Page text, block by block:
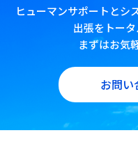
ヒューマンサポートとシ
出張をトータ
まずはお気
お問い